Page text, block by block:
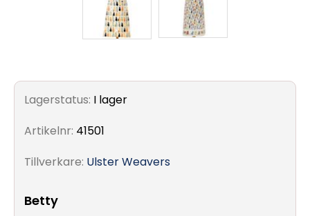
Lagerstatus: I lager
Artikelnr: 41501
Tillverkare: Ulster Weavers
Betty